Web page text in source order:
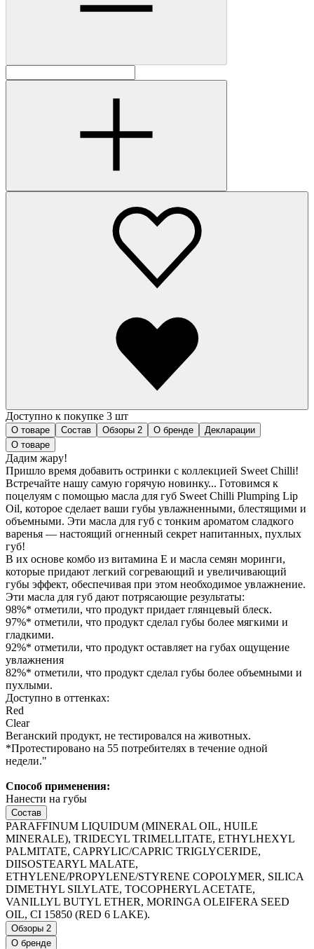
Доступно к покупке 3 шт
О товаре Состав Обзоры 2 О бренде
Декларации
О товаре
Дадим жару!
Пришло время добавить остринки с коллекцией Sweet Chilli!
Встречайте нашу самую горячую новинку... Готовимся к
поцелуям с помощью масла для губ Sweet Chilli Plumping Lip
Oil, которое сделает ваши губы увлажненными, блестящими и
объемными. Эти масла для губ с тонким ароматом сладкого
варенья — настоящий огненный секрет напитанных, пухлых
губ!
В их основе комбо из витамина Е и масла семян моринги,
которые придают легкий согревающий и увеличивающий
губы эффект, обеспечивая при этом необходимое увлажнение.
Эти масла для губ дают потрясающие результаты:
98%* отметили, что продукт придает глянцевый блеск.
97%* отметили, что продукт сделал губы более мягкими и
гладкими.
92%* отметили, что продукт оставляет на губах ощущение
увлажнения
82%* отметили, что продукт сделал губы более объемными и
пухлыми.
Доступно в оттенках:
Red
Clear
Веганский продукт, не тестировался на животных.
*Протестировано на 55 потребителях в течение одной
недели."
Способ применения:
Нанести на губы
Состав
PARAFFINUM LIQUIDUM (MINERAL OIL, HUILE
MINERALE), TRIDECYL TRIMELLITATE, ETHYLHEXYL
PALMITATE, CAPRYLIC/CAPRIC TRIGLYCERIDE,
DIISOSTEARYL MALATE,
ETHYLENE/PROPYLENE/STYRENE COPOLYMER, SILICA
DIMETHYL SILYLATE, TOCOPHERYL ACETATE,
VANILLYL BUTYL ETHER, MORINGA OLEIFERA SEED
OIL, CI 15850 (RED 6 LAKE).
Обзоры 2
О бренде